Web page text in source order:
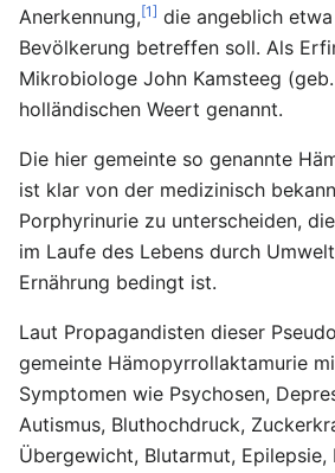
Anerkennung,[1] die angeblich etwa
Bevölkerung betreffen soll. Als
Mikrobiologe John Kamsteeg
holländischen Weert genannt.
Die hier gemeinte so genannte
ist klar von der medizinisch
Porphyrinurie zu unterscheiden,
im Laufe des Lebens durch
Ernährung bedingt ist.
Laut Propagandisten dieser
gemeinte Hämopyrrollaktamurie
Symptomen wie Psychosen,
Autismus, Bluthochdruck,
Übergewicht, Blutarmut, Epilepsie,